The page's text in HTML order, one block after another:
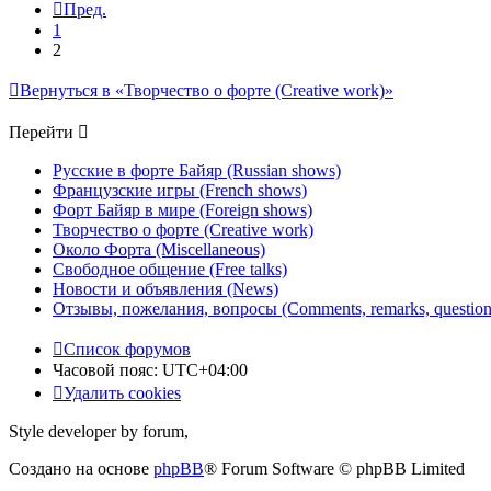
Пред.
1
2
Вернуться в «Творчество о форте (Creative work)»
Перейти
Русские в форте Байяр (Russian shows)
Французские игры (French shows)
Форт Байяр в мире (Foreign shows)
Творчество о форте (Creative work)
Около Форта (Miscellaneous)
Свободное общение (Free talks)
Новости и объявления (News)
Отзывы, пожелания, вопросы (Comments, remarks,
Список форумов
Часовой пояс: UTC+04:00
Удалить cookies
Style developer by forum,
Создано на основе phpBB® Forum Software © phpBB Limited